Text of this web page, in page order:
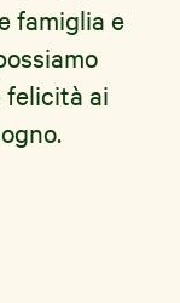
famiglia e
felicità ai